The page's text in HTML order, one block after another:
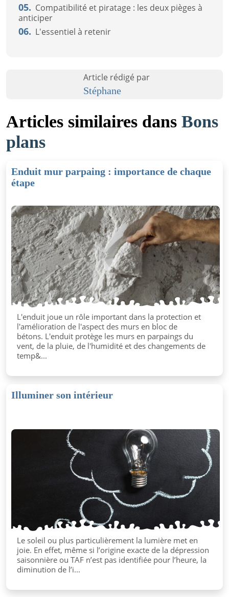
05. Compatibilité et piratage : les deux pièges à
anticiper
06. L'essentiel à retenir
Article rédigé par
Stéphane
Articles similaires dans Bons
plans
Enduit mur parpaing : importance de chaque
étape
L'enduit joue un rôle important dans la protection et
l'amélioration de l'aspect des murs en bloc de
bétons. L'enduit protège les murs en parpaings du
vent, de la pluie, de l'humidité et des changements de
temp&...
Illuminer son intérieur
Le soleil ou plus particulièrement la lumière met en
joie. En effet, même si l’origine exacte de la dépression
saisonnière ou TAF n’est pas identifiée pour l’heure, la
diminution de l’i...